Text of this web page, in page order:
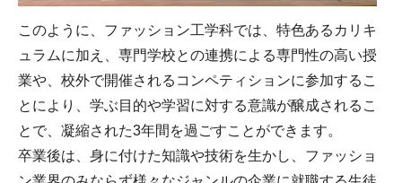
このように、ファッション工学科では、特色あるカリキ
ュラムに加え、専門学校との連携による専門性の高い授
業や、校外で開催されるコンペティションに参加するこ
とにより、学ぶ目的や学習に対する意識が醸成されるこ
とで、凝縮された3年間を過ごすことができます。
卒業後は、身に付けた知識や技術を生かし、ファッショ